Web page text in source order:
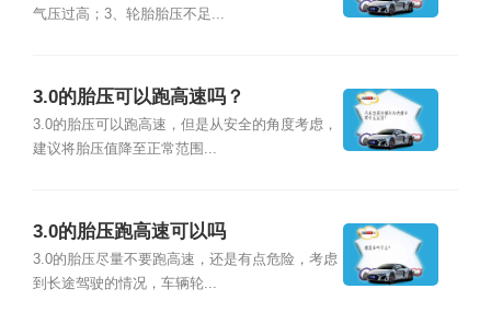
气压过高；3、轮胎胎压不足...
3.0的胎压可以跑高速吗？
3.0的胎压可以跑高速，但是从安全的角度考虑，
建议将胎压值降至正常范围...
3.0的胎压跑高速可以吗
3.0的胎压尽量不要跑高速，还是有点危险，考虑
到长途驾驶的情况，车辆轮...